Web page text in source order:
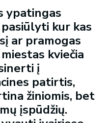
ypatingas
kur kas
ar pramogas
miestas kviečia
į
patirtis,
žiniomis, bet
įspūdžių.